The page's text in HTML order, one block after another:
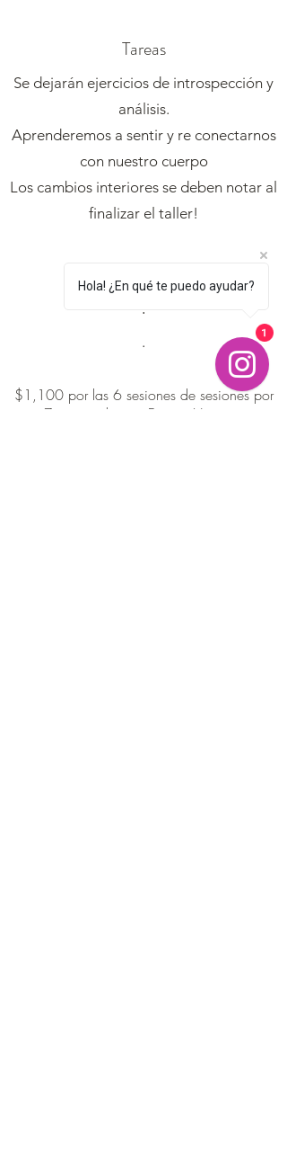
Tareas
Se dejarán ejercicios de introspección y
análisis.
Aprenderemos a sentir y re conectarnos
con nuestro cuerpo
Los cambios interiores se deben notar al
finalizar el taller!
.
.
$1,100 por las 6 sesiones de sesiones por
Zoom, incluye tu Diseño Humano
Hola! ¿En qué te puedo ayudar?
1